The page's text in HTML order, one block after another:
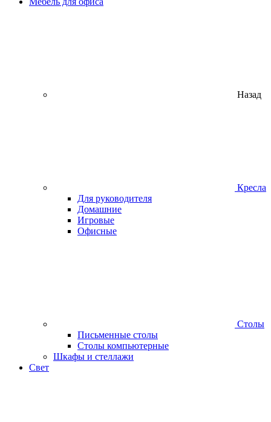
Назад
Кресла
Для руководителя
Домашние
Игровые
Офисные
Столы
Письменные столы
Столы компьютерные
Шкафы и стеллажи
Свет